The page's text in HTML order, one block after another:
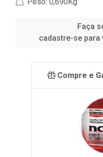
Faça
cadastre-se
Compre e